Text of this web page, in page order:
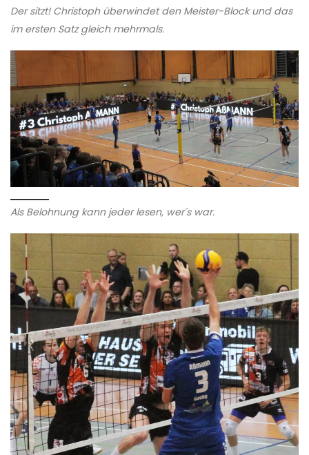
Der sitzt! Christoph überwindet den Meister-Block und das
im ersten Satz gleich mehrmals.
Als Belohnung kann jeder lesen, wer´s war.